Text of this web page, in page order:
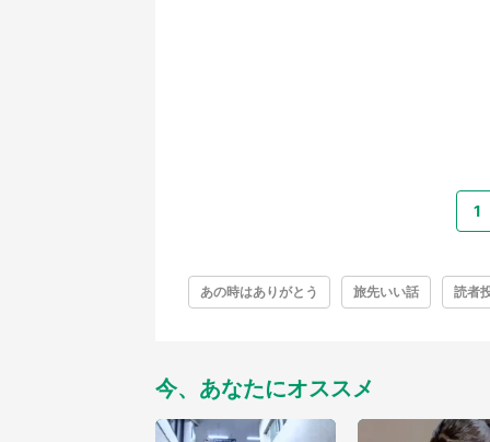
1
あの時はありがとう 旅先いい話 読者
今、あなたにオススメ